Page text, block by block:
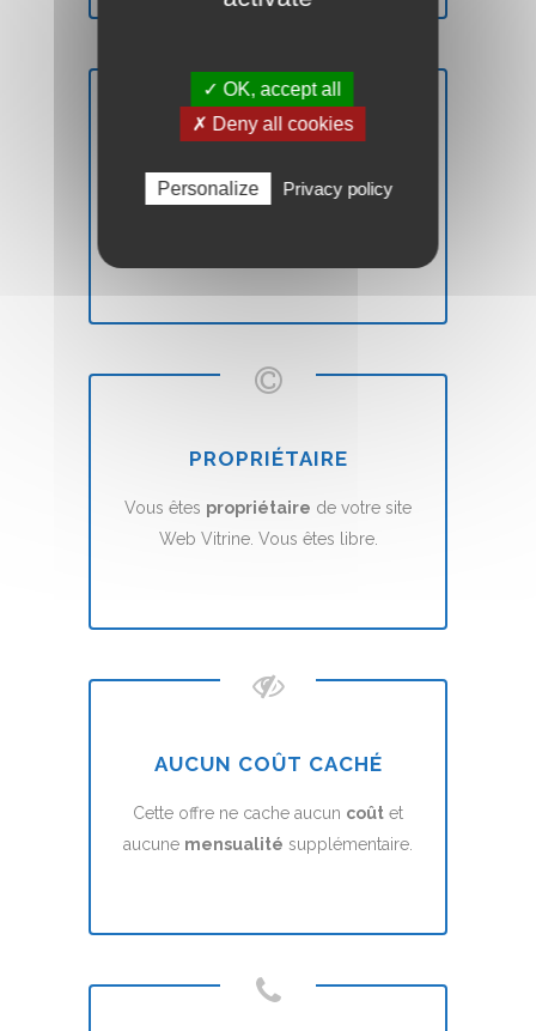
Vous n'êtes passatisfait
? Nous vous
PROPRIÉTAIRE
Vous êtes propriétaire de votre site
Web Vitrine. Vous êtes libre.
AUCUN COÛT CACHÉ
Cette offre ne cache aucun coût et
aucune mensualité supplémentaire.
✓ OK, accept all
✗ Deny all cookies
Personalize Privacy policy